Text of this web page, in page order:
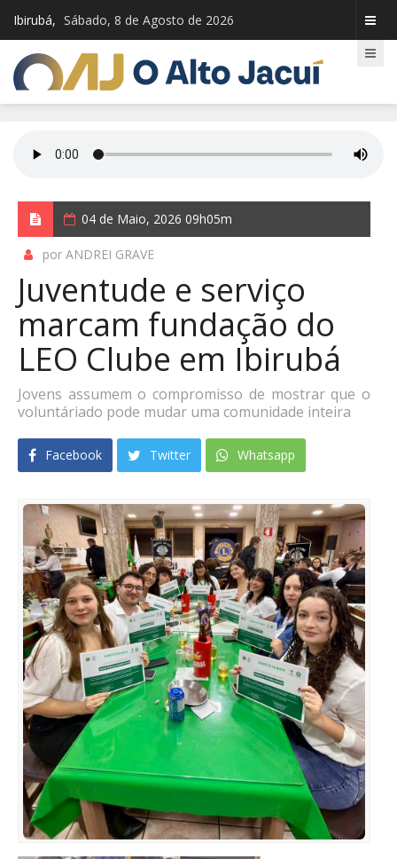
Ibirubá, Sábado, 8 de Agosto de 2026
04 de Maio, 2026 09h05m
por ANDREI GRAVE
Juventude e serviço
marcam fundação do
LEO Clube em Ibirubá
Jovens assumem o compromisso de mostrar que o
voluntáriado pode mudar uma comunidade inteira
Facebook Twitter Whatsapp